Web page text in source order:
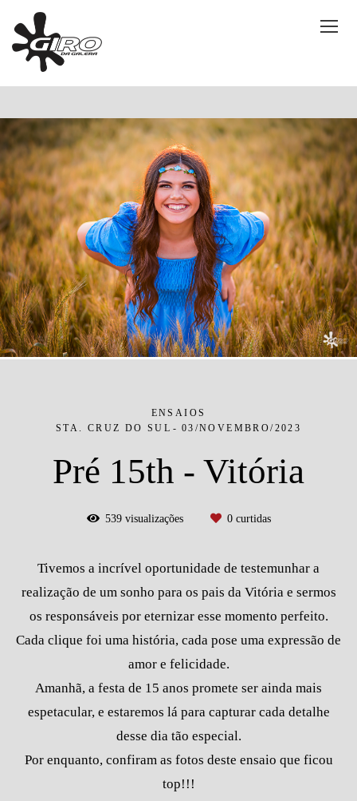
ENSAIOS
STA. CRUZ DO SUL
03/NOVEMBRO/2023
Pré 15th - Vitória
539visualizações 0curtidas
Tivemos a incrível oportunidade de testemunhar a
realização de um sonho para os pais da Vitória e sermos
os responsáveis por eternizar esse momento perfeito.
Cada clique foi uma história, cada pose uma expressão de
amor e felicidade.
Amanhã, a festa de 15 anos promete ser ainda mais
espetacular, e estaremos lá para capturar cada detalhe
desse dia tão especial.
Por enquanto, confiram as fotos deste ensaio que ficou
top!!!